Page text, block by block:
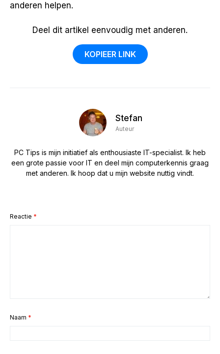
anderen helpen.
Deel dit artikel eenvoudig met anderen.
KOPIEER LINK
Stefan
Auteur
PC Tips is mijn initiatief als enthousiaste IT-specialist. Ik heb
een grote passie voor IT en deel mijn computerkennis graag
met anderen. Ik hoop dat u mijn website nuttig vindt.
Reactie *
Naam *